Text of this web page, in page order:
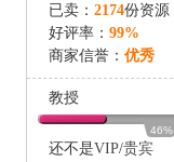
已卖： 2174份资源
好评率： 99%
商家信誉： 优秀
教授
46%
还不是VIP/贵宾